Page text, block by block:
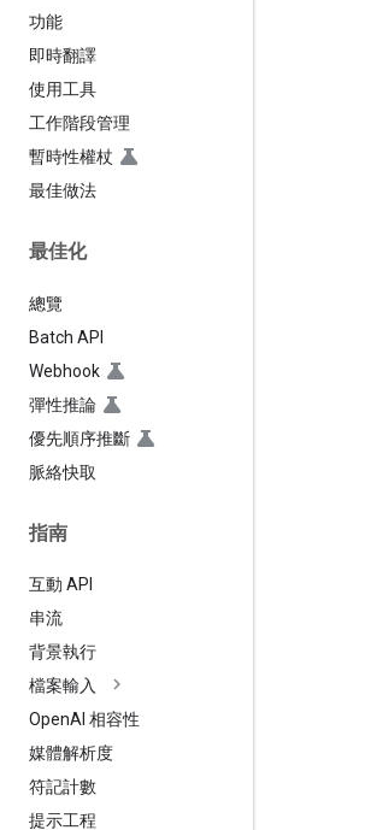
功能
即時翻譯
使用工具
工作階段管理
暫時性權杖
最佳做法
最佳化
總覽
Batch API
Webhook
彈性推論
優先順序推斷
脈絡快取
指南
互動 API
串流
背景執行
檔案輸入
OpenAI 相容性
媒體解析度
符記計數
提示工程